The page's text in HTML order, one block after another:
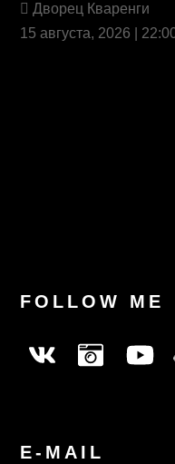
Дворец Кваренги
15 августа, 2026 |
FOLLOW ME
E-MAIL